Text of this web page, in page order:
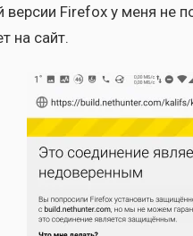
Firefox у меня не
на сайт.